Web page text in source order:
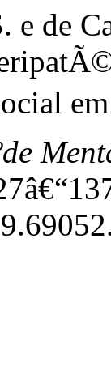
e de